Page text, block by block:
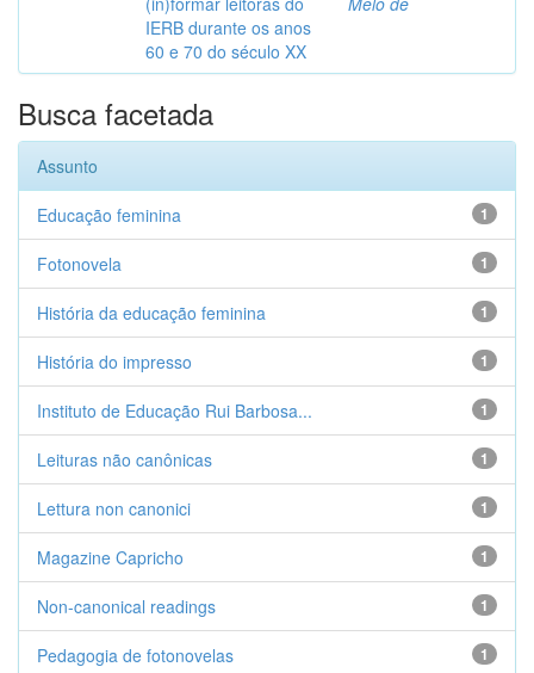
IERB durante os anos
60 e 70 do século XX
Busca facetada
Assunto
1
Educação feminina
1
Fotonovela
1
História da educação feminina
1
História do impresso
1
Instituto de Educação Rui Barbosa...
1
Leituras não canônicas
1
Lettura non canonici
1
Magazine Capricho
1
Non-canonical readings
1
Pedagogia de fotonovelas